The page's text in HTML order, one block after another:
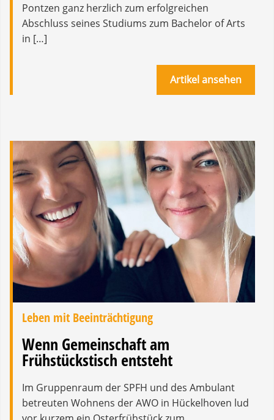
Pontzen ganz herzlich zum erfolgreichen
Abschluss seines Studiums zum Bachelor of Arts
in […]
Artikel ansehen
Leben mit Beeinträchtigung
Wenn Gemeinschaft am
Frühstückstisch entsteht
Im Gruppenraum der SPFH und des Ambulant
betreuten Wohnens der AWO in Hückelhoven lud